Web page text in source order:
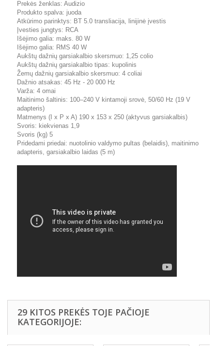
Prekės ženklas: Audizio
Produkto spalva: juoda
Atkūrimo parinktys: BT 5.0 transliacija, linijinė įvestis
Įvesties jungtys: RCA
Išėjimo galia: maks. 80 W
Išėjimo galia: RMS 40 W
Aukštų dažnių garsiakalbio skersmuo: 1,25 colio
Aukštų dažnių garsiakalbio tipas: kupolinis
Žemų dažnių garsiakalbio skersmuo: 4 coliai
Dažnio atsakas: 45 Hz - 20 000 Hz
Varža: 4 omai
Maitinimo šaltinis: 100–240 V kintamoji srovė, 50/60 Hz (19 V
adapteris)
Matmenys (I x P x A) 190 x 153 x 250 (aktyvus garsiakalbis)
Svoris: kiekvienas 1,9
Svoris (kg) 5
Pridedami priedai: nuotolinio valdymo pultas (belaidis), maitinimo
adapteris, garsiakalbio laidas (5 m)
29 KITOS PREKĖS TOJE PAČIOJE
KATEGORIJOJE: